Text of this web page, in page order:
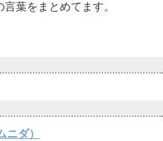
葉をまとめてます。
ダ）